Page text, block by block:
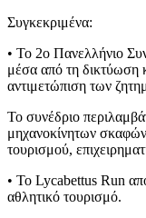
Συγκεκριμένα:
• Το 2ο Πανελλήνιο
μέσα από τη δικτύωση
αντιμετώπιση των
Το συνέδριο
μηχανοκίνητων
τουρισμού,
• Το Lycabettus Run
αθλητικό τουρισμό.